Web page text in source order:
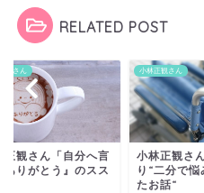
RELATED POST
観さん
正観さんの本よ
分で悩みが解決し
小林正観さん
小林正観さ
迷惑をかけ
きていけな